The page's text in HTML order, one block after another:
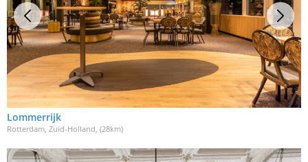
Lommerrijk
Rotterdam, Zuid-Holland, (28km)